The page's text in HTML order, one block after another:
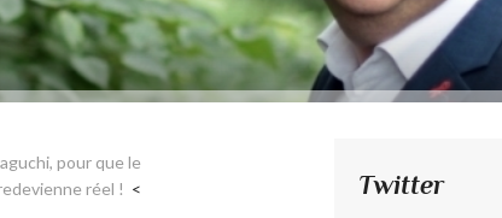
pour que le
réel !
Twitter